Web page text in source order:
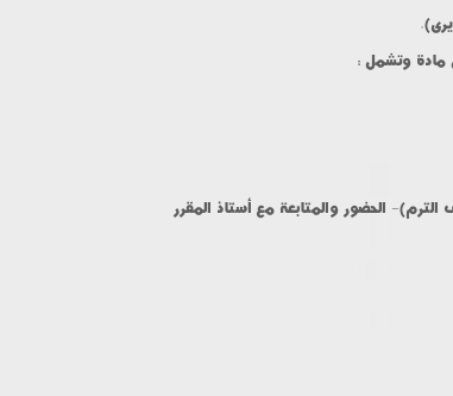
مادة وتشمل :
الحضور والمتابعة مع أستاذ المقرر